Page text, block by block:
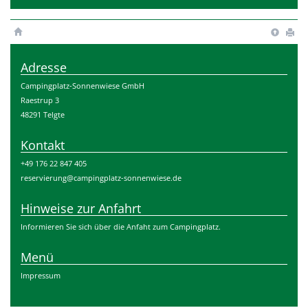
Adresse
Campingplatz-Sonnenwiese GmbH
Raestrup 3
48291 Telgte
Kontakt
+49 176 22 847 405
reservierung@campingplatz-sonnenwiese.de
Hinweise zur Anfahrt
Informieren Sie sich über die Anfaht zum Campingplatz.
Menü
Impressum